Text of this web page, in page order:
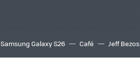
Samsung Galaxy S26 Café Jeff Bezos